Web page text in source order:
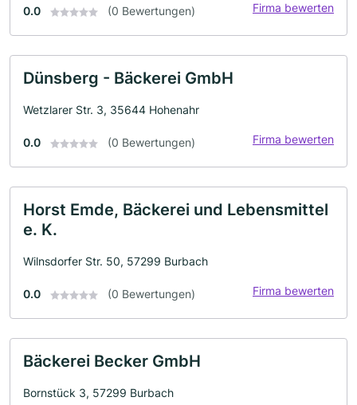
0.0 (0 Bewertungen) Firma bewerten
Dünsberg - Bäckerei GmbH
Wetzlarer Str. 3, 35644 Hohenahr
0.0 (0 Bewertungen) Firma bewerten
Horst Emde, Bäckerei und Lebensmittel
e. K.
Wilnsdorfer Str. 50, 57299 Burbach
0.0 (0 Bewertungen) Firma bewerten
Bäckerei Becker GmbH
Bornstück 3, 57299 Burbach